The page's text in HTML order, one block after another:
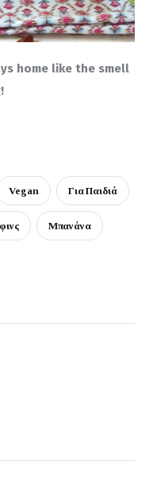
home like the smell
Vegan Για Παιδιά
Μπανάνα